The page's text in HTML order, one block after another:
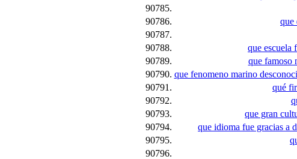
90785.
90786.
que
90787.
90788.
que escuela
90789.
que famoso
90790. que fenomeno marino
90791.
qué
90792.
90793.
que gran
90794.
que idioma fue gracias a
90795.
90796.